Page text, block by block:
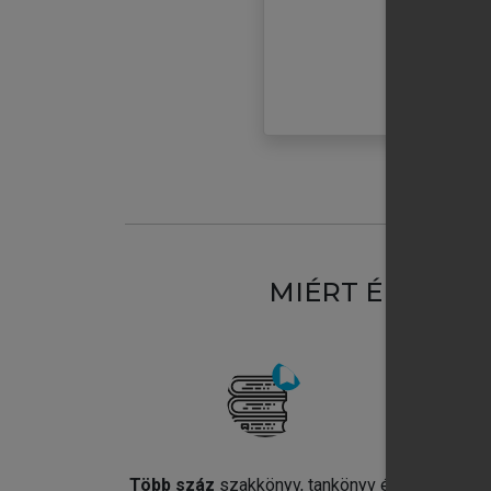
MIÉRT
Több száz szakkönyv, tankönyv és